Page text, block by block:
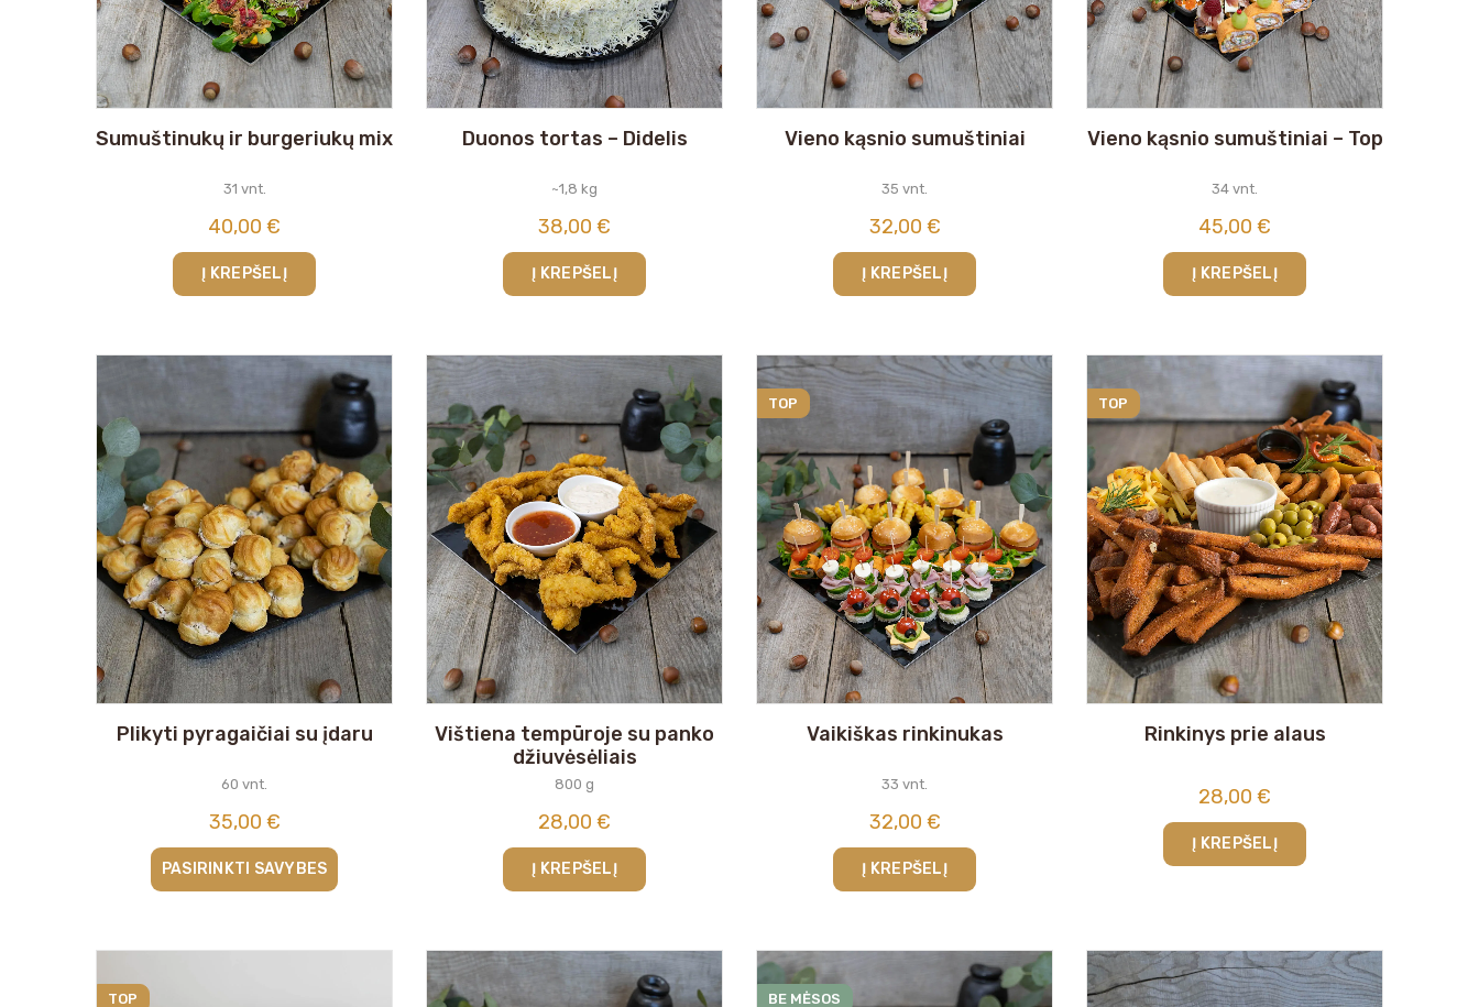
Sumuštinukų ir burgeriukų mix
31 vnt.
40,00 €
Į KREPŠELĮ
Duonos tortas – Didelis
~1,8 kg
38,00 €
Į KREPŠELĮ
Vieno kąsnio sumuštiniai
35 vnt.
32,00 €
Į KREPŠELĮ
Vieno kąsnio sumuštiniai – Top
34 vnt.
45,00 €
Į KREPŠELĮ
Plikyti pyragaičiai su įdaru
60 vnt.
35,00 €
PASIRINKTI SAVYBES
Vištiena tempūroje su panko
džiuvėsėliais
800 g
28,00 €
Į KREPŠELĮ
TOP
Vaikiškas rinkinukas
33 vnt.
32,00 €
Į KREPŠELĮ
TOP
Rinkinys prie alaus
28,00 €
Į KREPŠELĮ
TOP BE MĖSOS